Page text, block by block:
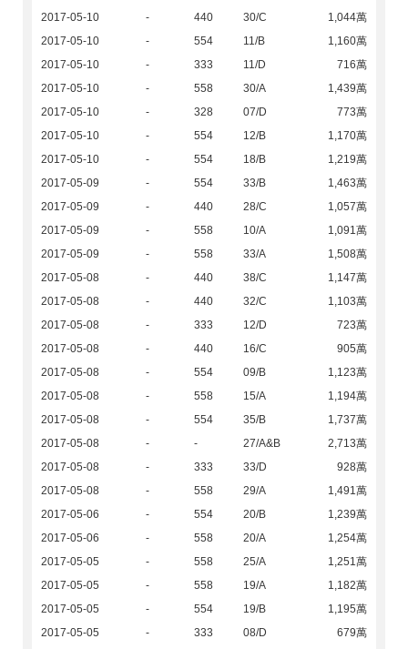
2017-05-10
- 440 30/C
1,044萬
2017-05-10
- 554 11/B
1,160萬
2017-05-10
- 333 11/D
716萬
2017-05-10
- 558 30/A
1,439萬
2017-05-10
- 328 07/D
773萬
2017-05-10
- 554 12/B
1,170萬
2017-05-10
- 554 18/B
1,219萬
2017-05-09
- 554 33/B
1,463萬
2017-05-09
- 440 28/C
1,057萬
2017-05-09
- 558 10/A
1,091萬
2017-05-09
- 558 33/A
1,508萬
2017-05-08
- 440 38/C
1,147萬
2017-05-08
- 440 32/C
1,103萬
2017-05-08
- 333 12/D
723萬
2017-05-08
- 440 16/C
905萬
2017-05-08
- 554 09/B
1,123萬
2017-05-08
- 558 15/A
1,194萬
2017-05-08
- 554 35/B
1,737萬
2017-05-08
- - 27/A&B
2,713萬
2017-05-08
- 333 33/D
928萬
2017-05-08
- 558 29/A
1,491萬
2017-05-06
- 554 20/B
1,239萬
2017-05-06
- 558 20/A
1,254萬
2017-05-05
- 558 25/A
1,251萬
2017-05-05
- 558 19/A
1,182萬
2017-05-05
- 554 19/B
1,195萬
2017-05-05
- 333 08/D
679萬